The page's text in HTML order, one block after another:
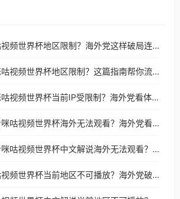
在香港看咪咕视频世界杯地区限制？海外党这样破局连看7天不卡顿！
在俄罗斯看咪咕视频世界杯地区限制？这篇指南帮你流畅看中文解说赛事
在新加坡看咪咕视频世界杯当前IP受限制？海外党看体育赛事的终极破局指南
在澳大利亚看咪咕视频世界杯海外无法观看？海外党看国内体育直播的终极解法
在澳大利亚看咪咕视频世界杯中文解说海外无法观看？这篇指南帮你搞定所有体育直播难题
在泰国看咪咕视频世界杯当前地区不可播放？海外党破局看中文解说赛事指南